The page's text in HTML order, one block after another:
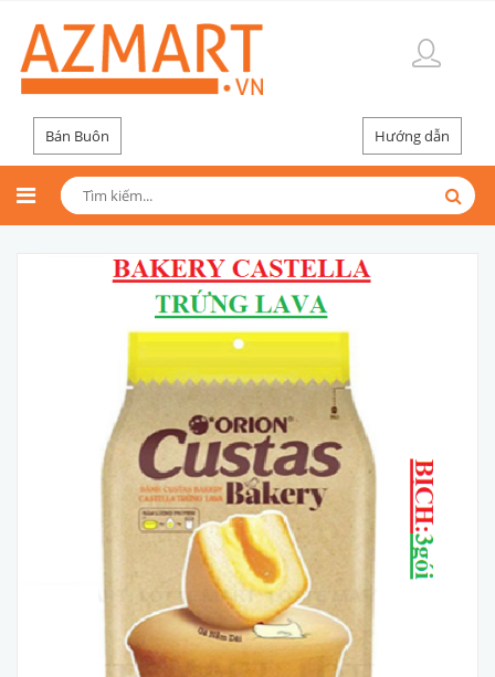
Bán Buôn Hướng dẫn